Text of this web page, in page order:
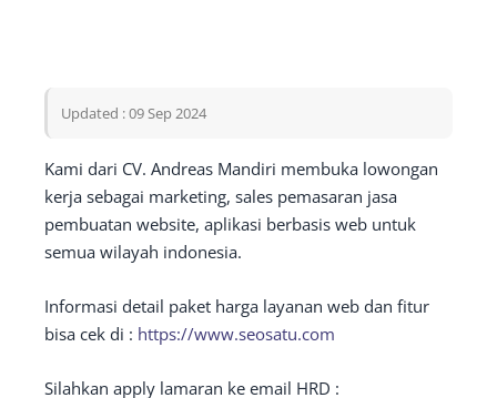
Updated : 09 Sep 2024
Kami dari CV. Andreas Mandiri membuka lowongan
kerja sebagai marketing, sales pemasaran jasa
pembuatan website, aplikasi berbasis web untuk
semua wilayah indonesia.
Informasi detail paket harga layanan web dan fitur
bisa cek di : https://www.seosatu.com
Silahkan apply lamaran ke email HRD :